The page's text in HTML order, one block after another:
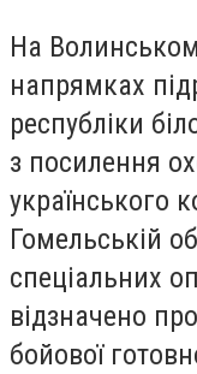
На
напрямках
республіки
з посилення
українського
Гомельській
спеціальних
відзначено
бойової